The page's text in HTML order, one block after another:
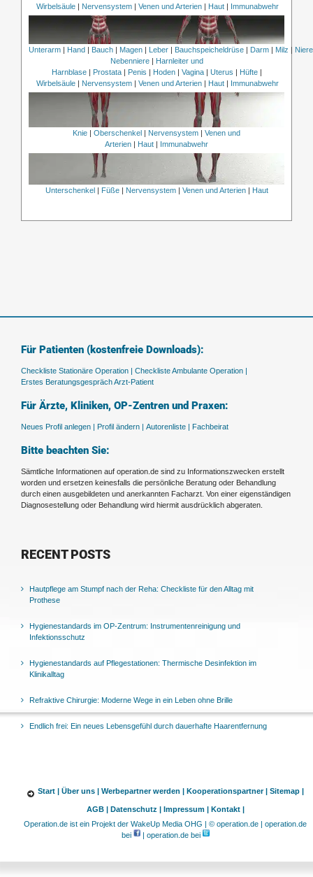
Wirbelsäule | Nervensystem | Venen und Arterien | Haut | Immunabwehr
Unterarm| Hand| Bauch| Magen| Leber| Bauchspeicheldrüse| Darm| Milz |
Nebenniere| Harnleiter und
Harnblase| Prostata| Penis | Hoden| Vagina| Uterus | Hüfte|
Wirbelsäule | Nervensystem | Venen und Arterien | Haut | Immunabwehr
Knie Oberschenkel Nervensystem
Venen und
Arterien
Haut Immunabwehr
Unterschenkel Füße| Nervensystem| Venen und Arterien| Haut
Für Patienten (kostenfreie Downloads):
Checkliste Stationäre Operation | Checkliste Ambulante Operation |
Erstes Beratungsgespräch Arzt-Patient
Für Ärzte, Kliniken, OP-Zentren und Praxen:
Neues Profil anlegen | Profil ändern | Autorenliste | Fachbeirat
Bitte beachten Sie:
Sämtliche Informationen auf operation.de sind zu Informationszwecken erstellt
worden und ersetzen keinesfalls die persönliche Beratung oder Behandlung
durch einen ausgebildeten und anerkannten Facharzt. Von einer eigenständigen
Diagnosestellung oder Behandlung wird hiermit ausdrücklich abgeraten.
RECENT POSTS
Hautpflege am Stumpf nach der Reha: Checkliste für den Alltag mit
Prothese
Hygienestandards im OP-Zentrum: Instrumentenreinigung und
Infektionsschutz
Hygienestandards auf Pflegestationen: Thermische Desinfektion im
Klinikalltag
Refraktive Chirurgie: Moderne Wege in ein Leben ohne Brille
Endlich frei: Ein neues Lebensgefühl durch dauerhafte Haarentfernung
Start | Über uns | Werbepartner werden | Kooperationspartner | Sitemap |
AGB | Datenschutz | Impressum | Kontakt |
Operation.de ist ein Projekt der WakeUp Media OHG | © operation.de | operation.de
bei
| operation.de bei